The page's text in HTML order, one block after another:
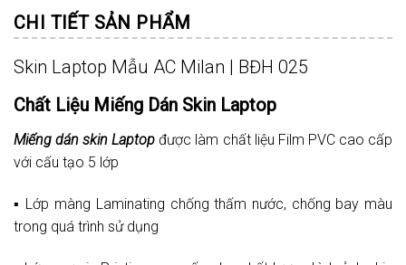
CHI TIẾT SẢN PHẨM
Skin Laptop Mẫu AC Milan | BĐH 025
Chất Liệu Miếng Dán Skin Laptop
Miếng dán skin Laptop được làm chất liệu Film PVC cao cấp
với cấu tạo 5 lớp
▪️ Lớp màng Laminating chống thấm nước, chống bay màu
trong quá trình sử dụng